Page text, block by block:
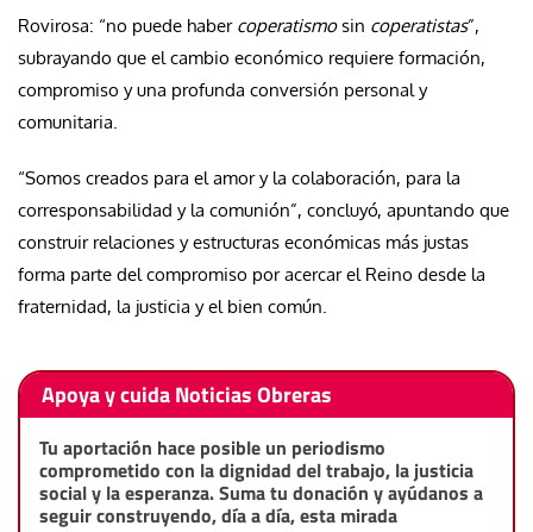
Rovirosa: “no puede haber coperatismosin coperatistas”,
subrayando que el cambio económico requiere formación,
compromiso y una profunda conversión personal y
comunitaria.
“Somos creados para el amor y la colaboración, para la
corresponsabilidad y la comunión”, concluyó, apuntando que
construir relaciones y estructuras económicas más justas
forma parte del compromiso por acercar el Reino desde la
fraternidad, la justicia y el bien común.
Apoya y cuida Noticias Obreras
Tu aportación hace posible un periodismo
comprometido con la dignidad del trabajo, la justicia
social y la esperanza. Suma tu donación y ayúdanos a
seguir construyendo, día a día, esta mirada